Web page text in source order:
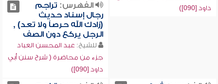
داود [090])
الفهرس: تراجم
رجال إسناد حديث
(زادك الله حرصاً ولا تعد) ,
الرجل يركع دون الصف
للشيخ: عبد المحسن العباد
جزء من محاضرة ( شرح سنن أبي
داود [090])